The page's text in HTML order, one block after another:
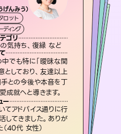
げんみう）
ロット
ディング
ゴリ
気持ち、復縁 など
でも特に「曖昧な関
としており、友達以上
との今後や本音を丁
成就へと導きます。
ー
てアドバイス通りに行
してきました。ありが
（40代 女性）
オラクル
ード
カテゴリ
あの人の気持ち など
いて
カードを使って「今」と
て「気になるあの人の気持
に読み解き、恋や人生のヒ
引き出します。
ビュー
が嘘みたいに晴れまし
ていらっしゃるんだなと
40代 女性）
リス -iris-
星術 タロット
相談カテゴリ
、片想い、二人の未来 など
について
愛、不倫の行方、同性愛や片
事関係や借金問題まで知りた
心の負担になっていることを
中をそっと押して導きます。
ーレビュー
り、言い切ってくれる所や濁
のおかげで、毎回自分の気
られます（30代 男性）
望（すいぼう
霊視・オーラ
スピリチュアル・リーディング
得意な相談カテゴリ
い、あの人の気持ち、復縁 など
い師について
東洋最古の占術「易占」で詳細まで占い、幸せへ向かう道筋を示します。厳しい結果にも具体的な対策をお伝えします。
ザーレビュー
背景もしっかり聞いて鑑定して
けました。気持ちが楽になりまし
代 女性）
未来視師＊花
霊視・オーラ
スピリチュアル・リーディング
得意な相談カテゴリ
出逢い、片想い、復縁 など
占い師について
未来には何パターンもの選択肢があり
ます。不安で視えにくくなっているあな
たの素敵な未来を見つけ、その未来を
できるようアドバイスします。
ユーザーレビュー
の人の性質や人間関係、本心など
によく視えていてびっくり。対策が
て前向きになれます（40代）
セラピスト理恵
霊視・オーラ タロット
スピリチュアル・リーディング
得意な相談カテゴリ
片想い、二人の未来、年の差 など
占い師について
連絡再開、復縁、成就などの報告実績
多数。セラピストとして2万超の施術経
験があるからこそできる鑑定で、より良
い未来をサポートします。
ユーザーレビュー
も心温まる鑑定でした。しかもこち
何も言っていないのに視えていらっ
るんだなと驚きです（30代女性）